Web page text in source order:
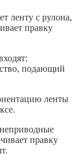
ленту с рулона,
правку
подающий
ленты
правку